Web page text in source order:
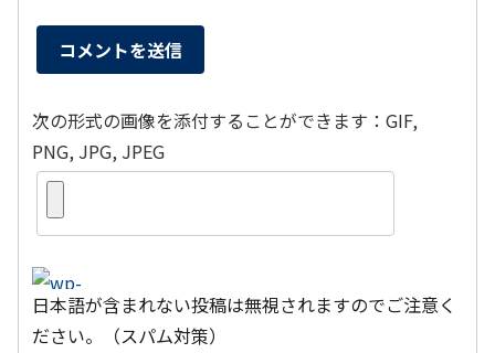
次の形式の画像を添付することができます：GIF,
PNG, JPG, JPEG
日本語が含まれない投稿は無視されますのでご注意く
ださい。（スパム対策）